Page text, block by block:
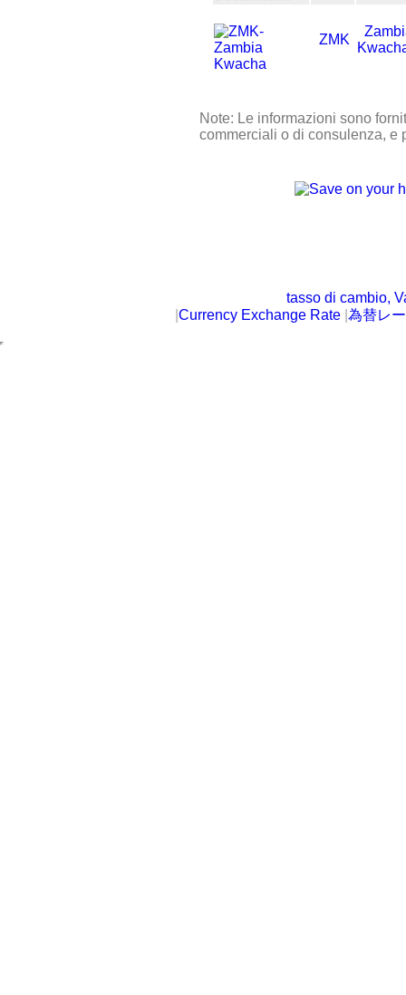
ZMK
Note: Le informazioni sono
commerciali o di consulenza, e
tasso di cambio,
Currency Exchange Rate 為替レ